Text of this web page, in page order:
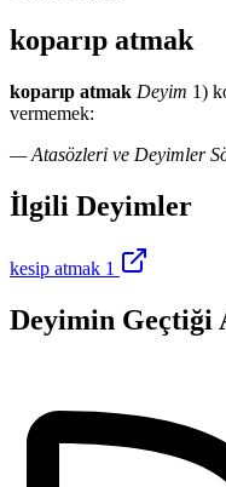
koparıp atmak
koparıp atmak Deyim 1)
vermemek:
— Atasözleri ve Deyimler
İlgili Deyimler
kesip atmak 1
Deyimin Geçtiği